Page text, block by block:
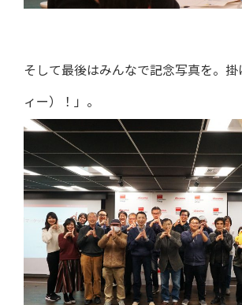
そして最後はみんなで記念写真を。
ィー）！」。